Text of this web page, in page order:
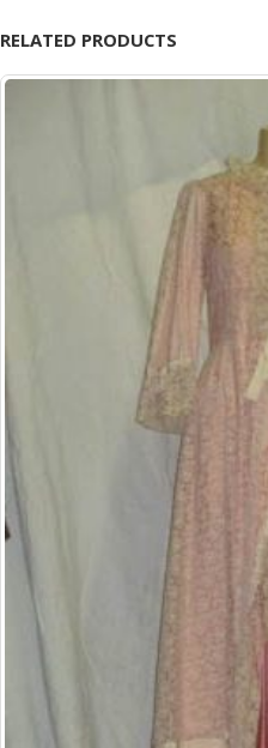
RELATED PRODUCTS